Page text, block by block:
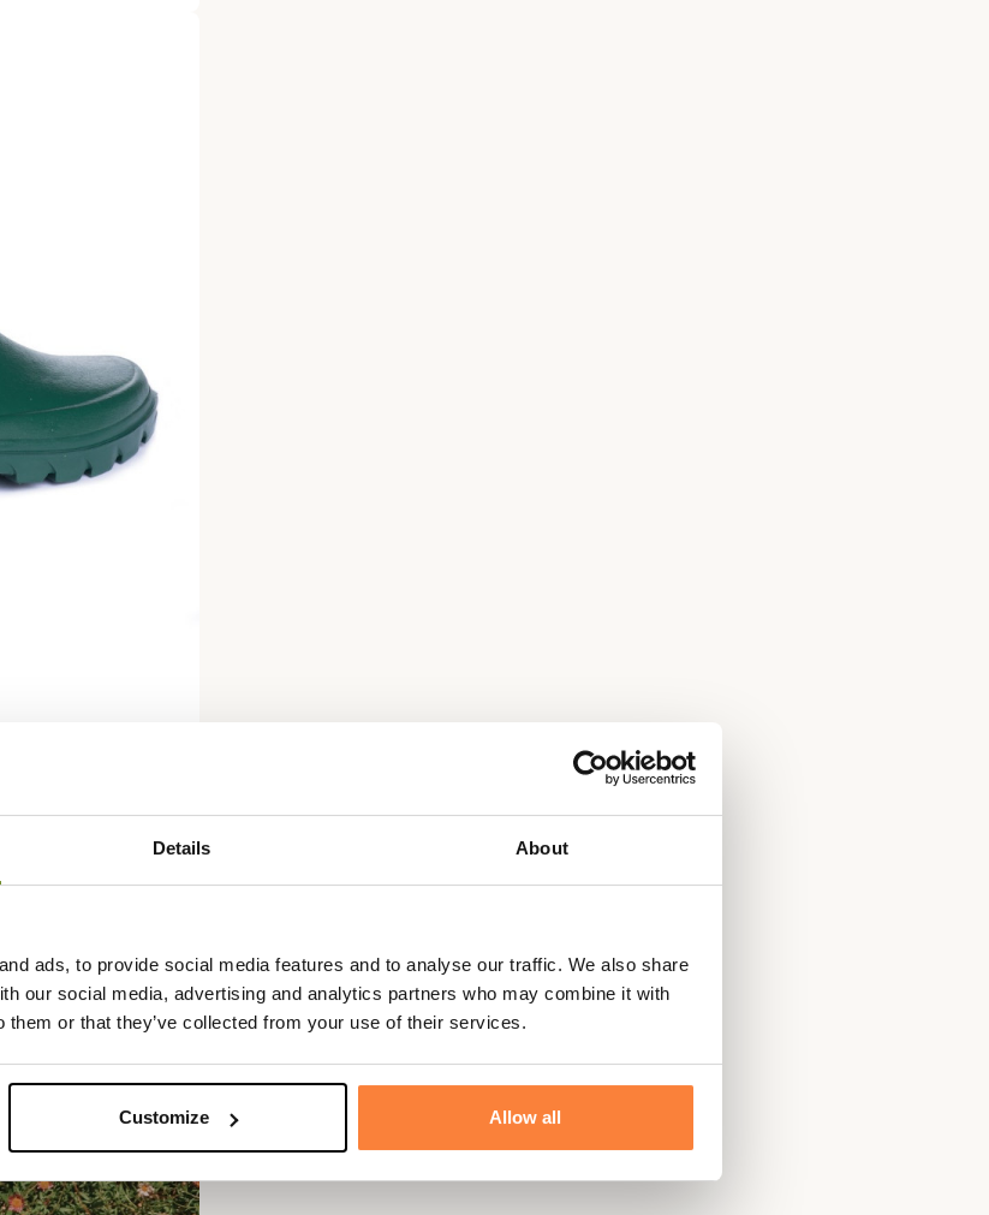
Details About
ads, to provide social media features and to analyse our traffic. We also share
our social media, advertising and analytics partners who may combine it with
them or that they’ve collected from your use of their services.
Customize Allow all